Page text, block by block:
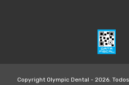
Copyright Olympic Dental - 2026.